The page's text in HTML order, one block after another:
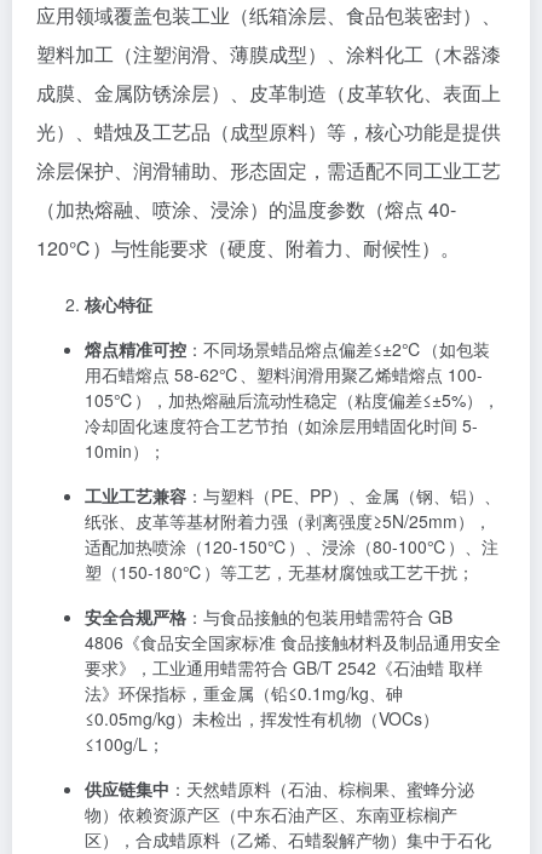
应用领域覆盖包装工业（纸箱涂层、食品包装密封）、
塑料加工（注塑润滑、薄膜成型）、涂料化工（木器漆
成膜、金属防锈涂层）、皮革制造（皮革软化、表面上
光）、蜡烛及工艺品（成型原料）等，核心功能是提供
涂层保护、润滑辅助、形态固定，需适配不同工业工艺
（加热熔融、喷涂、浸涂）的温度参数（熔点 40-
120℃）与性能要求（硬度、附着力、耐候性）。
核心特征
熔点精准可控 ：不同场景蜡品熔点偏差≤±2℃（如包装
用石蜡熔点 58-62℃、塑料润滑用聚乙烯蜡熔点 100-
105℃），加热熔融后流动性稳定（粘度偏差≤±5%），
冷却固化速度符合工艺节拍（如涂层用蜡固化时间 5-
10min）；
工业工艺兼容 ：与塑料（PE、PP）、金属（钢、铝）、
纸张、皮革等基材附着力强（剥离强度≥5N/25mm），
适配加热喷涂（120-150℃）、浸涂（80-100℃）、注
塑（150-180℃）等工艺，无基材腐蚀或工艺干扰；
安全合规严格 ：与食品接触的包装用蜡需符合 GB
4806《食品安全国家标准 食品接触材料及制品通用安全
要求》，工业通用蜡需符合 GB/T 2542《石油蜡 取样
法》环保指标，重金属（铅≤0.1mg/kg、砷
≤0.05mg/kg）未检出，挥发性有机物（VOCs）
≤100g/L；
供应链集中 ：天然蜡原料（石油、棕榈果、蜜蜂分泌
物）依赖资源产区（中东石油产区、东南亚棕榈产
区），合成蜡原料（乙烯、石蜡裂解产物）集中于石化